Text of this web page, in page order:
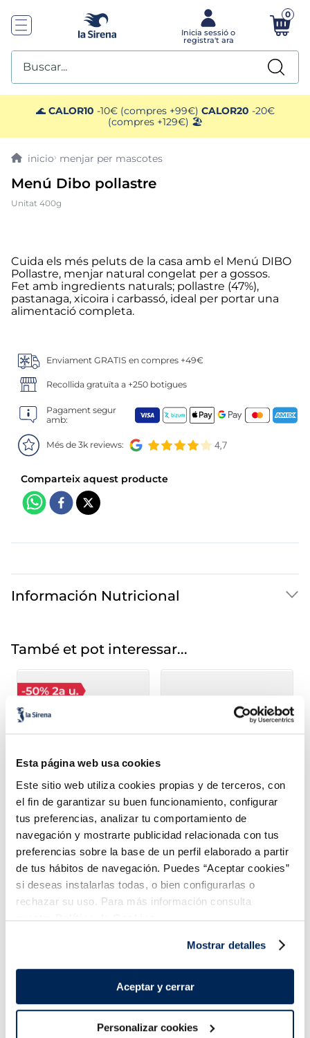
Esta página web usa cookies
Este sitio web utiliza cookies propias y de terceros, con
el fin de garantizar su buen funcionamiento, configurar
tus preferencias, analizar tu comportamiento de
navegación y mostrarte publicidad relacionada con tus
preferencias sobre la base de un perfil elaborado a partir
de tus hábitos de navegación. Puedes “Aceptar cookies”
si deseas instalarlas todas, o bien configurarlas o
rechazar su uso. Para más información consulta
nuestraPolítica de Cookies.
Mostrar detalles
Aceptar y cerrar
Personalizar cookies
0
Buscar...
🌊 CALOR10 -10€ (compres +99€) CALOR20 -20€
(compres +129€) 🏖️
menjar per mascotes
Menú Dibo pollastre
Unitat 400g
Cuida els més peluts de la casa amb el Menú DIBO
Pollastre, menjar natural congelat per a gossos.
Fet amb ingredients naturals; pollastre (47%),
pastanaga, xicoira i carbassó, ideal per portar una
alimentació completa.
Enviament GRATIS en compres +49€
Recollida gratuïta a +250 botigues
Pagament segur
amb:
Més de 3k reviews:
Información Nutricional
També et pot interessar...
Menú Dibo salmó
4,49 €
COMBINABLE
Unitat 400g
Añadir
Porklicious
4,65 €
Unitat 400 g
TOP SEARCHES
1. helados sirena
3 patatas
5. verduras
6. croquetas
. gambon
9. listísimos
10. pollo